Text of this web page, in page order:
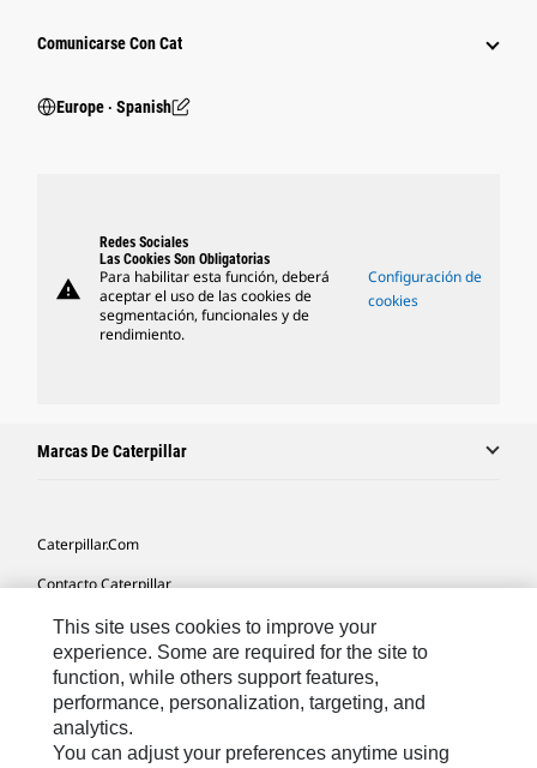
Comunicarse Con Cat
Europe ‧ Spanish
warning
Redes Sociales
Las Cookies Son Obligatorias
Para habilitar esta función, deberá
aceptar el uso de las cookies de
segmentación, funcionales y de
rendimiento.
Configuración de
cookies
Marcas De Caterpillar
Caterpillar.com
Contacto Caterpillar
Mis Preferencias De Marketing
Mapa Del Sitio
Cookie Settings
Aviso Legal
This site uses cookies to improve your
experience. Some are required for the site to
function, while others support features,
performance, personalization, targeting, and
analytics.
You can adjust your preferences anytime using